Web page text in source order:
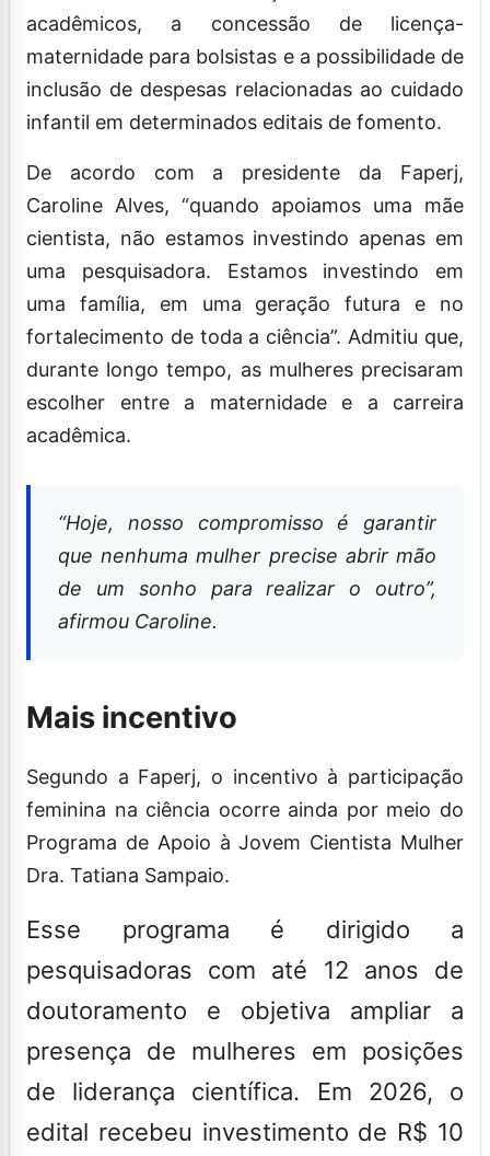
acadêmicos, a concessão de licença-
maternidade para bolsistas e a possibilidade de
inclusão de despesas relacionadas ao cuidado
infantil em determinados editais de fomento.
De acordo com a presidente da Faperj,
Caroline Alves, “quando apoiamos uma mãe
cientista, não estamos investindo apenas em
uma pesquisadora. Estamos investindo em
uma família, em uma geração futura e no
fortalecimento de toda a ciência”. Admitiu que,
durante longo tempo, as mulheres precisaram
escolher entre a maternidade e a carreira
acadêmica.
“Hoje, nosso compromisso é garantir
que nenhuma mulher precise abrir mão
de um sonho para realizar o outro”,
afirmou Caroline.
Mais incentivo
Segundo a Faperj, o incentivo à participação
feminina na ciência ocorre ainda por meio do
Programa de Apoio à Jovem Cientista Mulher
Dra. Tatiana Sampaio.
Esse programa é dirigido a
pesquisadoras com até 12 anos de
doutoramento e objetiva ampliar a
presença de mulheres em posições
de liderança científica. Em 2026, o
edital recebeu investimento de R$ 10